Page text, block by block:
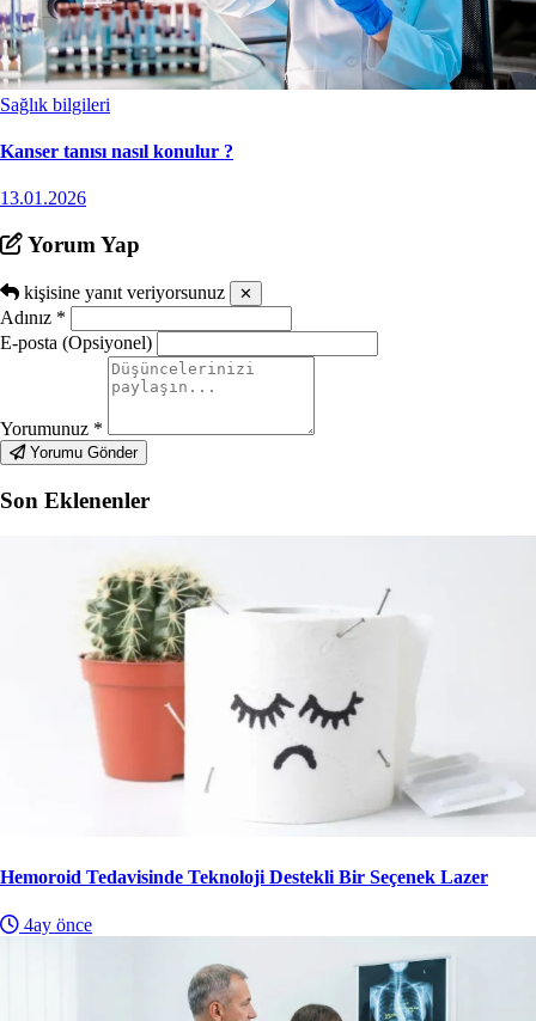
Sağlık bilgileri
Kanser tanısı nasıl konulur ?
13.01.2026
Yorum Yap
kişisine yanıt veriyorsunuz ✕
Adınız *
E-posta (Opsiyonel)
Yorumunuz *
Yorumu Gönder
Son Eklenenler
Hemoroid Tedavisinde Teknoloji Destekli Bir Seçenek Lazer
4ay önce